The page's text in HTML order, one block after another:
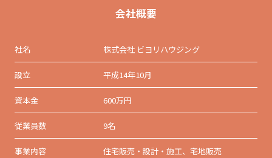
会社概要
社名 株式会社 ビヨリハウジング
設立 平成14年10月
資本金 600万円
従業員数 9名
事業内容
住宅販売・設計・施工、宅地販売